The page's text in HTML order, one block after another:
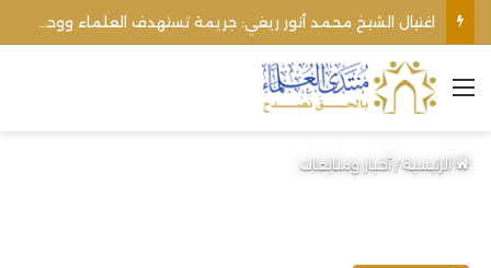
القائمة
الرئيسية/أخبار ومتابعات